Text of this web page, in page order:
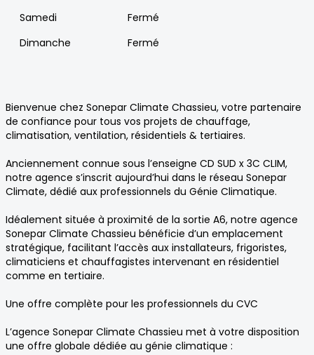
Samedi
Fermé
Dimanche
Fermé
Bienvenue chez Sonepar Climate Chassieu, votre partenaire
de confiance pour tous vos projets de chauffage,
climatisation, ventilation, résidentiels & tertiaires.
Anciennement connue sous l’enseigne CD SUD x 3C CLIM,
notre agence s’inscrit aujourd’hui dans le réseau Sonepar
Climate, dédié aux professionnels du Génie Climatique.
Idéalement située à proximité de la sortie A6, notre agence
Sonepar Climate Chassieu bénéficie d’un emplacement
stratégique, facilitant l’accès aux installateurs, frigoristes,
climaticiens et chauffagistes intervenant en résidentiel
comme en tertiaire.
Une offre complète pour les professionnels du CVC
L’agence Sonepar Climate Chassieu met à votre disposition
une offre globale dédiée au génie climatique :